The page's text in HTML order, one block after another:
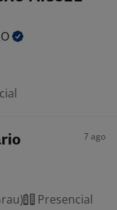
7 ago
Presencial